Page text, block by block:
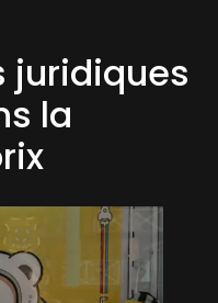
juridiques
la